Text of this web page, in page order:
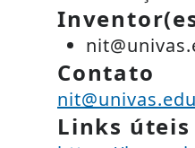
Contato
Links úteis